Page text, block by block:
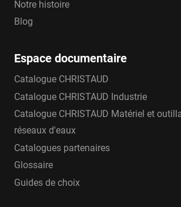
Notre histoire
Blog
Espace documentaire
Catalogue CHRISTAUD
Catalogue CHRISTAUD Industrie
Catalogue CHRISTAUD Matériel et
réseaux d'eaux
Catalogues partenaires
Glossaire
Guides de choix